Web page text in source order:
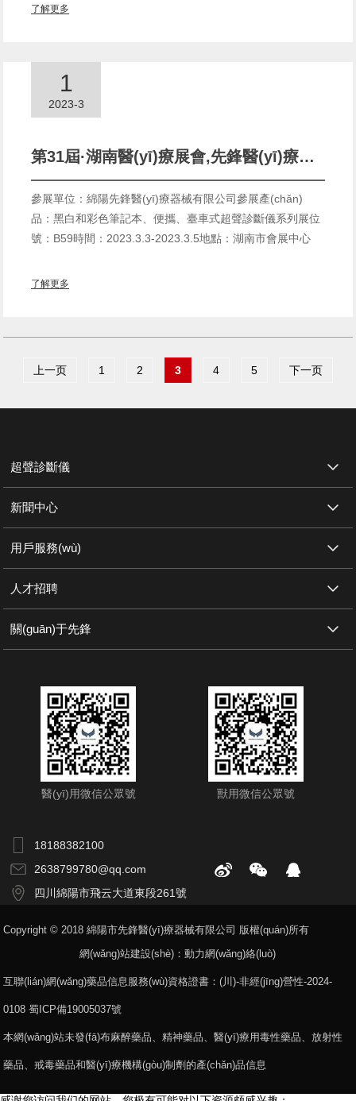
了解更多
1
2023-3
第31屆·湖南醫(yī)療展會,先鋒醫(yī)療誠邀您的到來(2023.3.3-2023.3.5)
參展單位：綿陽先鋒醫(yī)療器械有限公司參展產(chǎn)
品：黑白和彩色筆記本、便攜、臺車式超聲診斷儀系列展位
號：B59時間：2023.3.3-2023.3.5地點：湖南市會展中心
了解更多
上一页 1 2 3 4 5 下一页
超聲診斷儀
新聞中心
用戶服務(wù)
人才招聘
關(guān)于先鋒
醫(yī)用微信公眾號 獸用微信公眾號
18188382100
2638799780@qq.com
四川綿陽市飛云大道東段261號
Copyright © 2018 綿陽市先鋒醫(yī)療器械有限公司 版權(quán)所有
網(wǎng)站建設(shè)：動力網(wǎng)絡(luò)
互聯(lián)網(wǎng)藥品信息服務(wù)資格證書：(川)-非經(jīng)營性-2024-
0108蜀ICP備19005037號
本網(wǎng)站未發(fā)布麻醉藥品、精神藥品、醫(yī)療用毒性藥品、放射性
藥品、戒毒藥品和醫(yī)療機構(gòu)制劑的產(chǎn)品信息